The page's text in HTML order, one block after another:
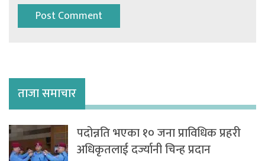
ताजा समाचार
पदोन्नति भएका १० जना प्राविधिक प्रहरी
अधिकृतलाई दर्ज्यानी चिन्ह प्रदान